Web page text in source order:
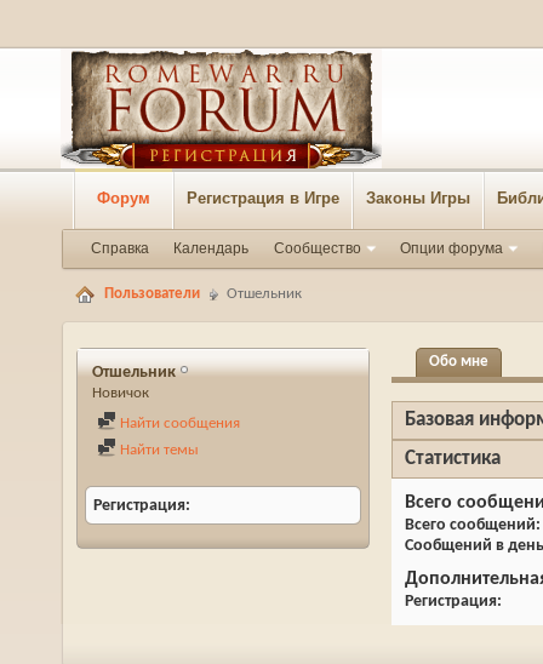
Форум Регистрация в Игре Законы Игры
Справка Календарь Сообщество Опции форума
Пользователи Отшельник
Отшельник
Новичок
Найти сообщения
Найти темы
Регистрация
Обо мне
Базовая
Статистика
Всего
Всего сообщений
Сообщений в день
Регистрация